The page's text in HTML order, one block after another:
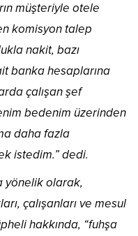
müşteriyle otele
komisyon talep
nakit, bazı
banka hesaplarına
çalışan şef
bedenim üzerinden
daha fazla
istedim.” dedi.
yönelik olarak,
çalışanları ve mesul
hakkında, “fuhşa